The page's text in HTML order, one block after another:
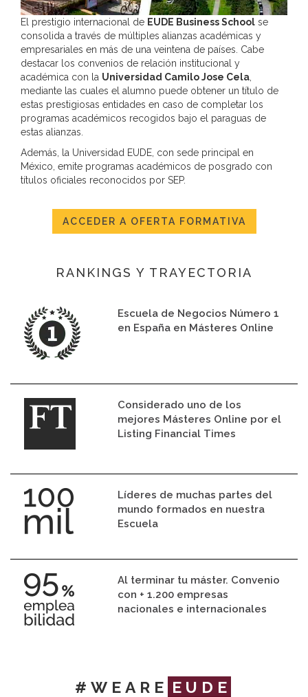
El prestigio internacional de EUDE Business School se
consolida a través de múltiples alianzas académicas y
empresariales en más de una veintena de países. Cabe
destacar los convenios de relación institucional y
académica con la Universidad Camilo Jose Cela
mediante las cuales el alumno puede obtener un título de
estas prestigiosas entidades en caso de completar los
programas académicos recogidos bajo el paraguas de
estas alianzas.
Además, la Universidad EUDE, con sede principal en
México, emite programas académicos de posgrado con
títulos oficiales reconocidos por SEP.
ACCEDER A OFERTA FORMATIVA
RANKINGS Y TRAYECTORIA
Escuela de Negocios Número 1
en España en Másteres Online
Considerado uno de los
mejores Másteres Online por el
Listing Financial Times
Líderes de muchas partes del
mundo formados en nuestra
Escuela
Al terminar tu máster. Convenio
con + 1.200 empresas
nacionales e internacionales
#WEARE EUDE